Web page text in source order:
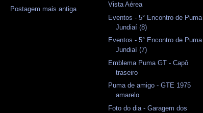
Postagem mais antiga
Vista Aérea
Eventos - 5° Encontro de Puma
Jundiaí (8)
Eventos - 5° Encontro de Puma
Jundiaí (7)
Emblema Puma GT - Capô
traseiro
Puma de amigo - GTE 1975
amarelo
Foto do dia - Garagem dos